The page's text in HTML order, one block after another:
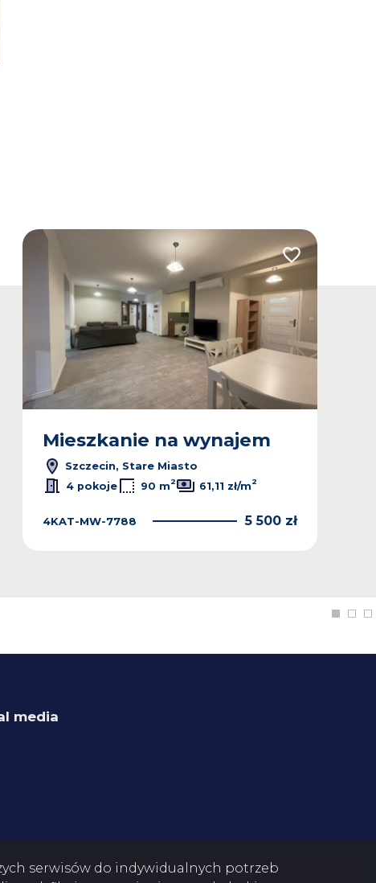
ulubionych Dodaj do
Mieszkanie na wynajem
Szczecin, Stare Miasto
4 pokoje 90 m2 61,11 zł/m2
4KAT-MW-7788 5 500 zł
media
serwisów do indywidualnych potrzeb